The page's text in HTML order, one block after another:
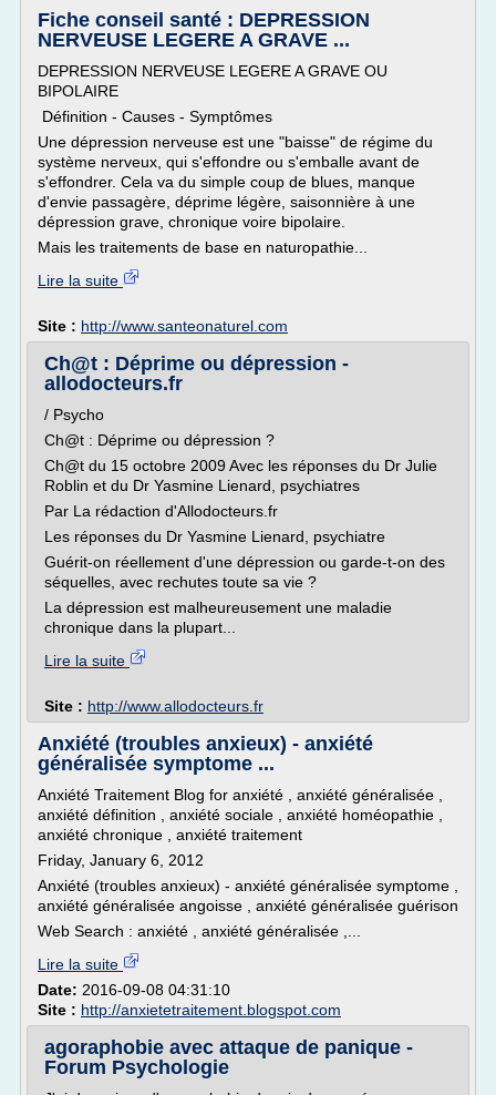
Fiche conseil santé : DEPRESSION
NERVEUSE LEGERE A GRAVE ...
DEPRESSION NERVEUSE LEGERE A GRAVE OU
BIPOLAIRE
Définition - Causes - Symptômes
Une dépression nerveuse est une "baisse" de régime du
système nerveux, qui s'effondre ou s'emballe avant de
s'effondrer. Cela va du simple coup de blues, manque
d'envie passagère, déprime légère, saisonnière à une
dépression grave, chronique voire bipolaire.
Mais les traitements de base en naturopathie...
Lire la suite
Site : http://www.santeonaturel.com
Ch@t : Déprime ou dépression -
allodocteurs.fr
/ Psycho
Ch@t : Déprime ou dépression ?
Ch@t du 15 octobre 2009 Avec les réponses du Dr Julie
Roblin et du Dr Yasmine Lienard, psychiatres
Par La rédaction d'Allodocteurs.fr
Les réponses du Dr Yasmine Lienard, psychiatre
Guérit-on réellement d'une dépression ou garde-t-on des
séquelles, avec rechutes toute sa vie ?
La dépression est malheureusement une maladie
chronique dans la plupart...
Lire la suite
Site : http://www.allodocteurs.fr
Anxiété (troubles anxieux) - anxiété
généralisée symptome ...
Anxiété Traitement Blog for anxiété , anxiété généralisée ,
anxiété définition , anxiété sociale , anxiété homéopathie ,
anxiété chronique , anxiété traitement
Friday, January 6, 2012
Anxiété (troubles anxieux) - anxiété généralisée symptome ,
anxiété généralisée angoisse , anxiété généralisée guérison
Web Search : anxiété , anxiété généralisée ,...
Lire la suite
Date: 2016-09-08 04:31:10
Site : http://anxietetraitement.blogspot.com
agoraphobie avec attaque de panique -
Forum Psychologie